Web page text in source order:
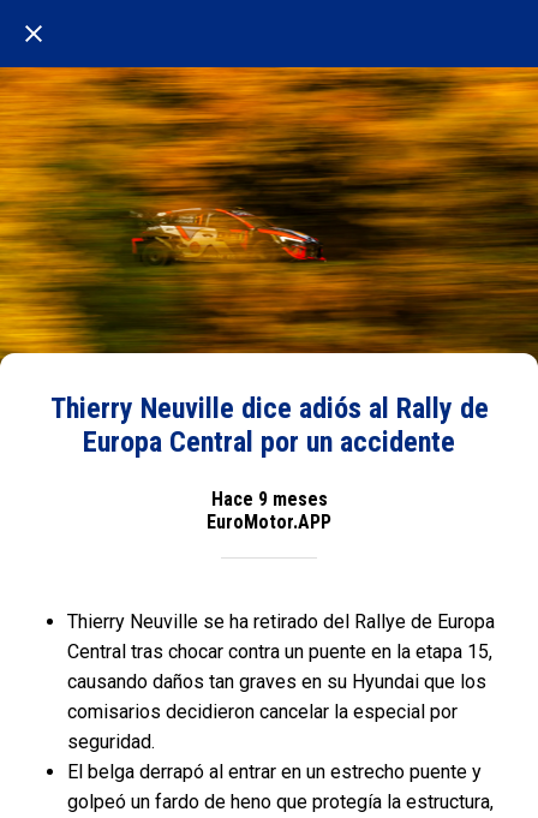
Thierry Neuville dice adiós al Rally de
Europa Central por un accidente
Hace 9 meses
EuroMotor.APP
Thierry Neuville se ha retirado del Rallye de Europa
Central tras chocar contra un puente en la etapa 15,
causando daños tan graves en su Hyundai que los
comisarios decidieron cancelar la especial por
seguridad.
El belga derrapó al entrar en un estrecho puente y
golpeó un fardo de heno que protegía la estructura,